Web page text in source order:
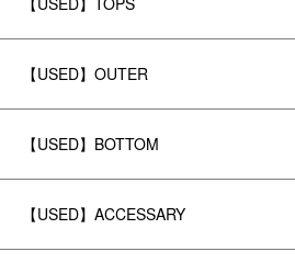
【USED】OUTER
【USED】BOTTOM
【USED】ACCESSARY